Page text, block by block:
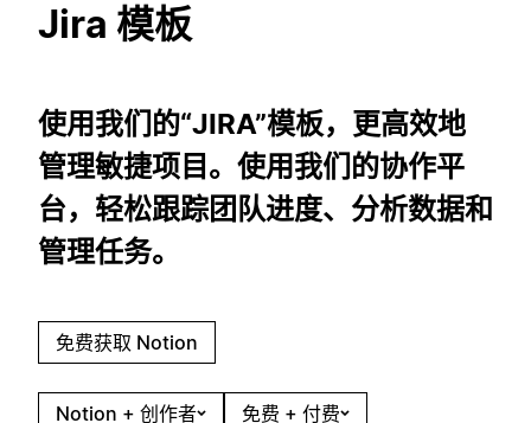
Jira 模板
使用我们的“JIRA”模板，更高效地
管理敏捷项目。使用我们的协作平
台，轻松跟踪团队进度、分析数据和
管理任务。
免费获取 Notion
Notion + 创作者
免费 + 付费